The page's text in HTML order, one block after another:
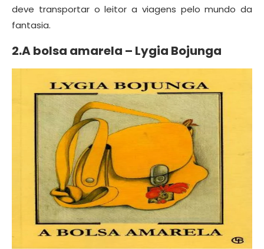
deve transportar o leitor a viagens pelo mundo da
fantasia.
2.A bolsa amarela – Lygia Bojunga